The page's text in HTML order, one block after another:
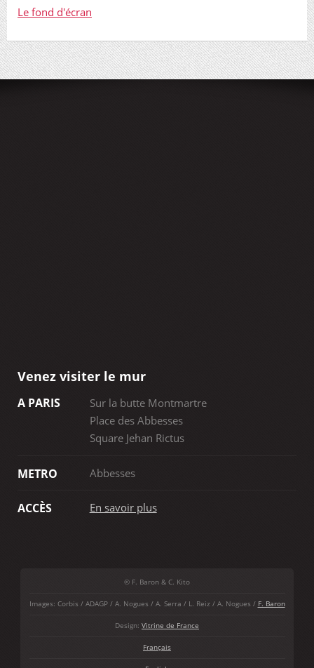
Le fond d'écran
Venez visiter le mur
A PARIS
Sur la butte Montmartre
Place des Abbesses
Square Jehan Rictus
METRO Abbesses
ACCÈS En savoir plus
© F. Baron & C. Kito
Images: Corbis / ADAGP / A. Nogues / A. Serra / L. Reiz / A. Nogues / F. Baron
Design: Vitrine de France
Français